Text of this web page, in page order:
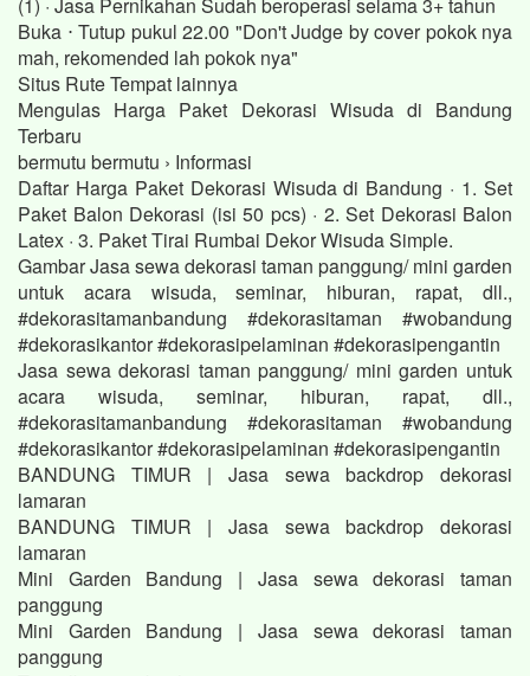
Buka ⋅ Tutup pukul 22.00 "Don't Judge by cover pokok nya
mah, rekomended lah pokok nya"
Situs Rute Tempat lainnya
Mengulas Harga Paket Dekorasi Wisuda di Bandung
Terbaru
bermutu bermutu › Informasi
Daftar Harga Paket Dekorasi Wisuda di Bandung · 1. Set
Paket Balon Dekorasi (isi 50 pcs) · 2. Set Dekorasi Balon
Latex · 3. Paket Tirai Rumbai Dekor Wisuda Simple.
Gambar Jasa sewa dekorasi taman panggung/ mini garden
untuk acara wisuda, seminar, hiburan, rapat, dll.,
#dekorasitamanbandung #dekorasitaman #wobandung
#dekorasikantor #dekorasipelaminan #dekorasipengantin
Jasa sewa dekorasi taman panggung/ mini garden untuk
acara wisuda, seminar, hiburan, rapat, dll.,
#dekorasitamanbandung #dekorasitaman #wobandung
#dekorasikantor #dekorasipelaminan #dekorasipengantin
BANDUNG TIMUR | Jasa sewa backdrop dekorasi
lamaran
BANDUNG TIMUR | Jasa sewa backdrop dekorasi
lamaran
Mini Garden Bandung | Jasa sewa dekorasi taman
panggung
Mini Garden Bandung | Jasa sewa dekorasi taman
panggung